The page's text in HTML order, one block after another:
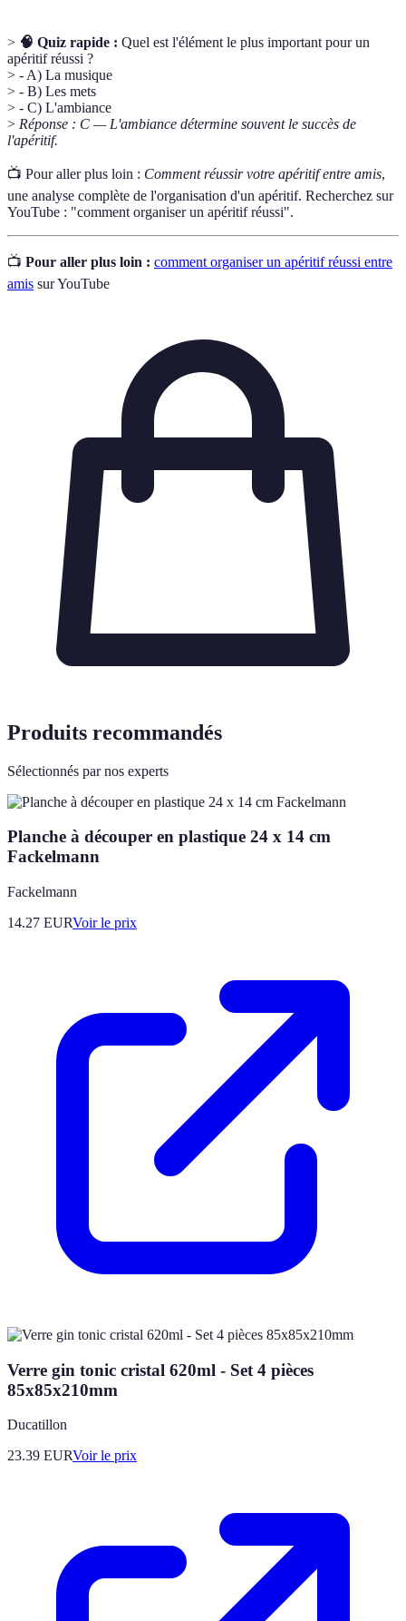
> 🧠 Quiz rapide : Quel est l'élément le plus important pour un
apéritif réussi ?
> - A) La musique
> - B) Les mets
> - C) L'ambiance
> Réponse : C — L'ambiance détermine souvent le succès de
l'apéritif.
📺 Pour aller plus loin : Comment réussir votre apéritif entre amis,
une analyse complète de l'organisation d'un apéritif. Recherchez sur
YouTube : "comment organiser un apéritif réussi".
📺 Pour aller plus loin : comment organiser un apéritif réussi entre
amis sur YouTube
Produits recommandés
Sélectionnés par nos experts
Planche à découper en plastique 24 x 14 cm
Fackelmann
Fackelmann
14.27 EURVoir le prix
Verre gin tonic cristal 620ml - Set 4 pièces
85x85x210mm
Ducatillon
23.39 EURVoir le prix